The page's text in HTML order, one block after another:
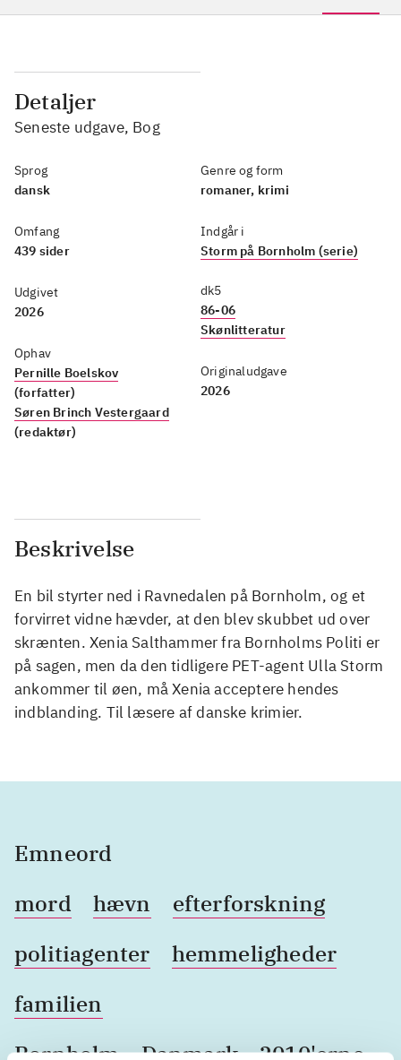
Detaljer
Seneste udgave, Bog
Sprog
dansk
Omfang
439 sider
Udgivet
2026
Ophav
Pernille Boelskov
(forfatter)
Søren Brinch Vestergaard
(redaktør)
Genre og form
romaner, krimi
Indgår i
Storm på Bornholm (serie)
dk5
86-06
Skønlitteratur
Originaludgave
2026
Beskrivelse
En bil styrter ned i Ravnedalen på Bornholm, og et
forvirret vidne hævder, at den blev skubbet ud over
skrænten. Xenia Salthammer fra Bornholms Politi er
på sagen, men da den tidligere PET-agent Ulla Storm
ankommer til øen, må Xenia acceptere hendes
indblanding. Til læsere af danske krimier.
Emneord
mord
hævn
efterforskning
politiagenter
hemmeligheder
familien
Bornholm
Danmark 2010'erne